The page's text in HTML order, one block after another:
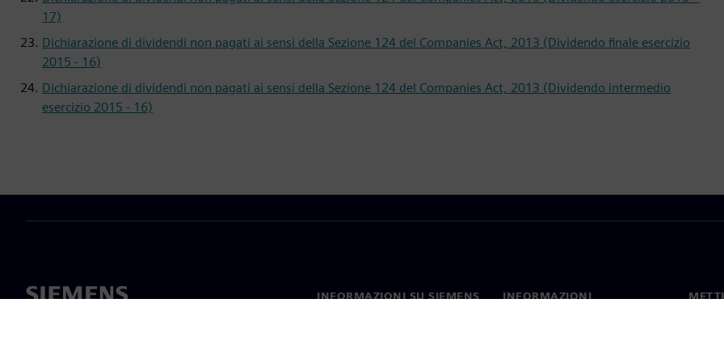
17)
Dichiarazione di dividendi non pagati ai sensi della Sezione 124 del Companies Act, 2013 (Dividendo finale esercizio
2015 - 16)
Dichiarazione di dividendi non pagati ai sensi della Sezione 124 del Companies Act, 2013 (Dividendo intermedio
esercizio 2015 - 16)
INFORMAZIONI SU SIEMENS
INFORMAZIONI